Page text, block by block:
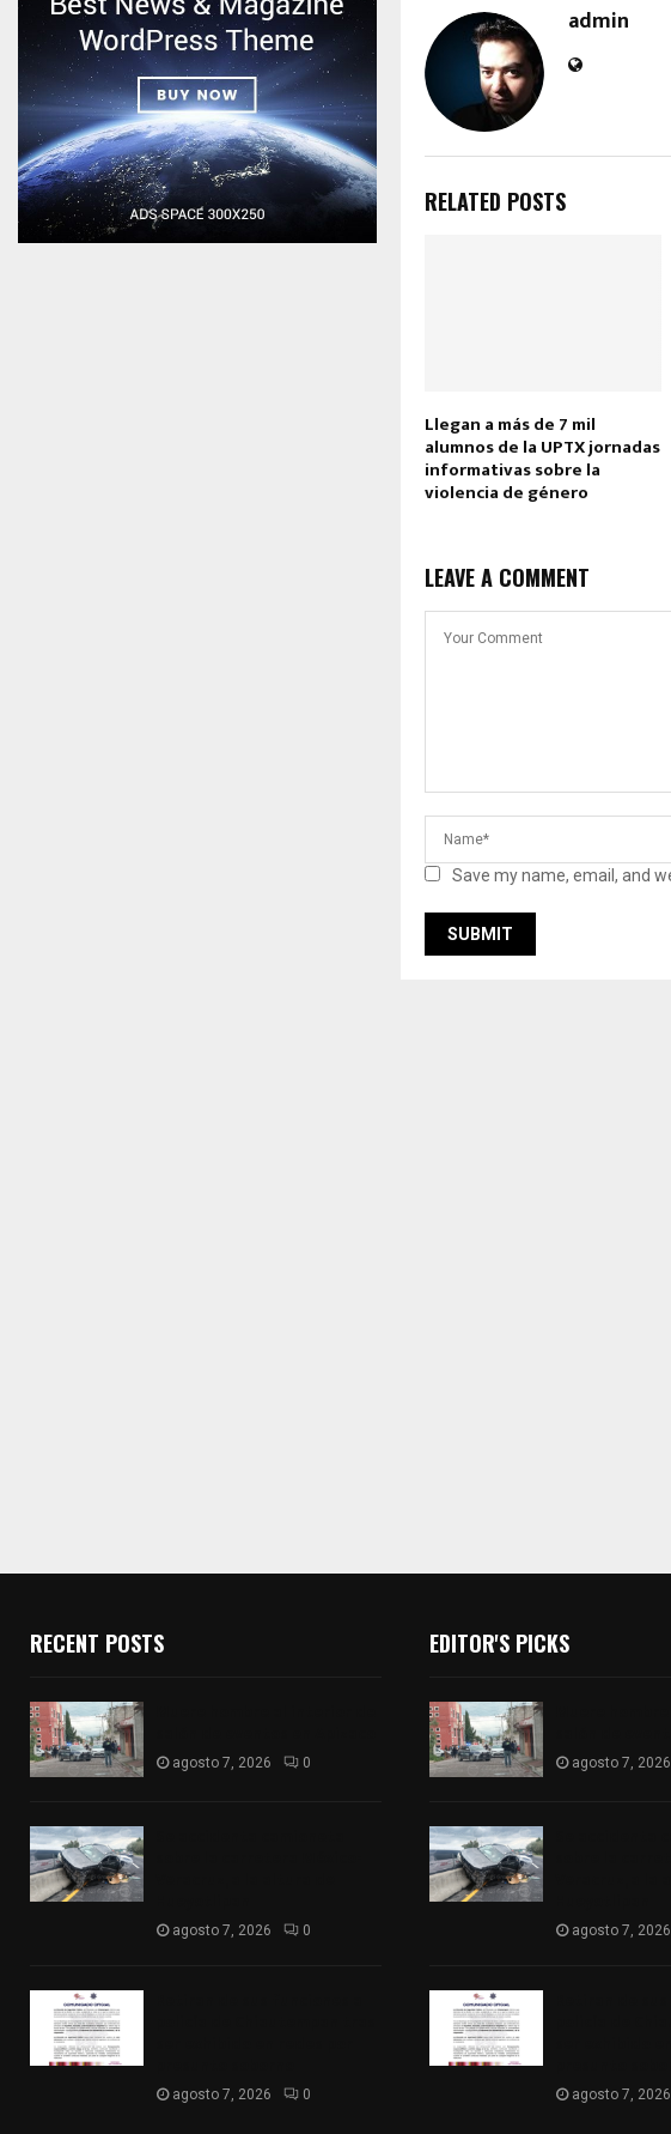
admin
RELATED POSTS
Llegan a más de 7 mil
alumnos de la UPTX jornadas
informativas sobre la
violencia de género
LEAVE A COMMENT
Save my name, email, and
RECENT POSTS
agosto 7, 2026 0
agosto 7, 2026 0
agosto 7, 2026 0
EDITOR'S PICKS
agosto 7, 2026
agosto 7, 2026
agosto 7, 2026